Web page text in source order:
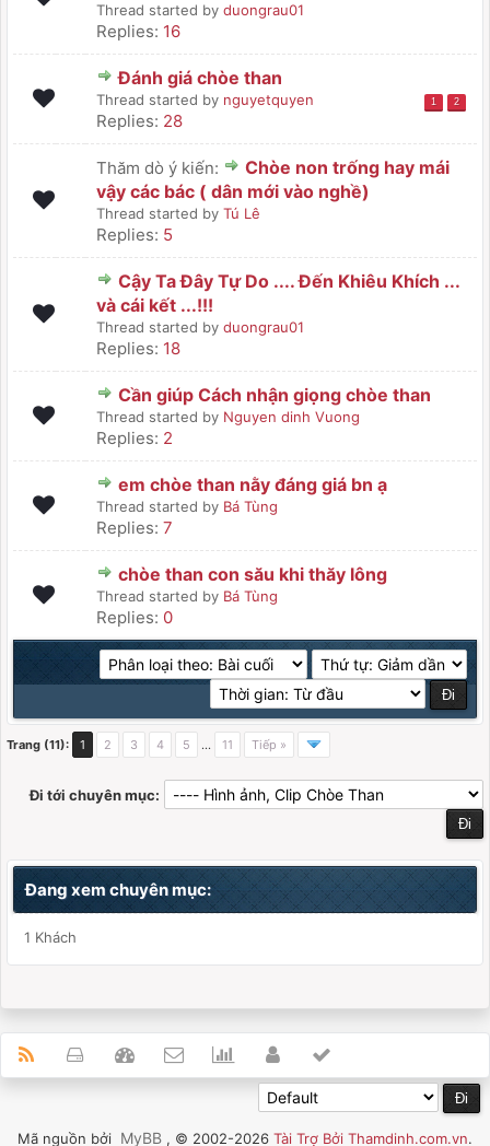
Thread started by duongrau01
Replies: 16
Đánh giá chòe than
Thread started by nguyetquyen 1 2
Replies: 28
Thăm dò ý kiến:
Chòe non trống hay mái
vậy các bác ( dân mới vào nghề)
Thread started by Tú Lê
Replies: 5
Cậy Ta Đây Tự Do .... Đến Khiêu Khích ...
và cái kết ...!!!
Thread started by duongrau01
Replies: 18
Cần giúp Cách nhận giọng chòe than
Thread started by Nguyen dinh Vuong
Replies: 2
em chòe than nằy đáng giá bn ạ
Thread started by Bá Tùng
Replies: 7
chòe than con său khi thăy lông
Thread started by Bá Tùng
Replies: 0
Trang (11): 1 2 3 4 5 … 11 Tiếp »
Đi tới chuyên mục:
Đang xem chuyên mục:
1 Khách
Mã nguồn bởi MyBB , © 2002-2026 Tài Trợ Bởi Thamdinh.com.vn.